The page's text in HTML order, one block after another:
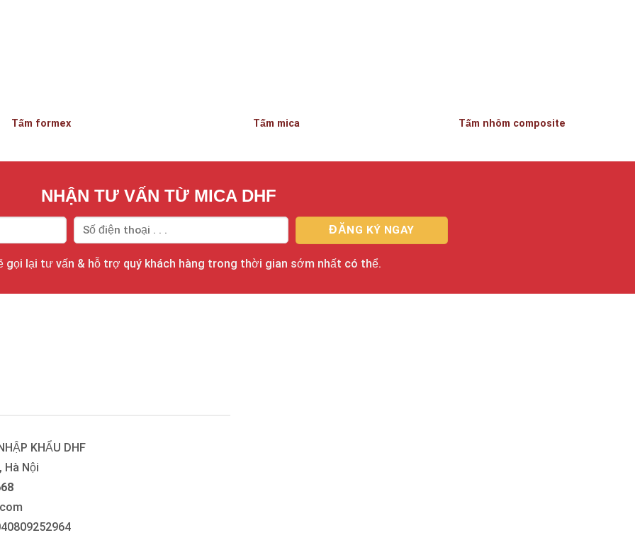
Tấm formex Tấm mica Tấm nhôm composite
NHẬN TƯ VẤN TỪ MICA DHF
gọi lại tư vấn & hỗ trợ quý khách hàng trong thời gian sớm nhất có thể.
KHẨU DHF
Hà Nội